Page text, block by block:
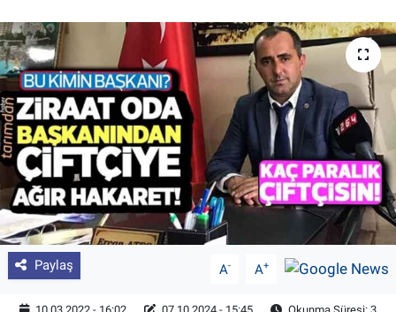
Paylaş A- A+
Tarım Bilgisi
Yetiştirici Soruyor
Dünyada Tarım
Üretici Birlikleri
Şeker ve Şekerli Mamüller
Tahıllar ve Baklagiller
Tohum